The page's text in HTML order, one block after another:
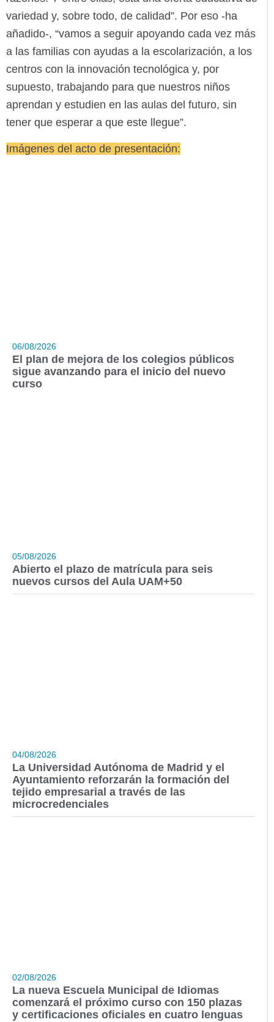
variedad y, sobre todo, de calidad”. Por eso -ha
añadido-, “vamos a seguir apoyando cada vez más
a las familias con ayudas a la escolarización, a los
centros con la innovación tecnológica y, por
supuesto, trabajando para que nuestros niños
aprendan y estudien en las aulas del futuro, sin
tener que esperar a que este llegue”.
Imágenes del acto de presentación:
06/08/2026
El plan de mejora de los colegios públicos
sigue avanzando para el inicio del nuevo
curso
05/08/2026
Abierto el plazo de matrícula para seis
nuevos cursos del Aula UAM+50
04/08/2026
La Universidad Autónoma de Madrid y el
Ayuntamiento reforzarán la formación del
tejido empresarial a través de las
microcredenciales
02/08/2026
La nueva Escuela Municipal de Idiomas
comenzará el próximo curso con 150 plazas
y certificaciones oficiales en cuatro lenguas